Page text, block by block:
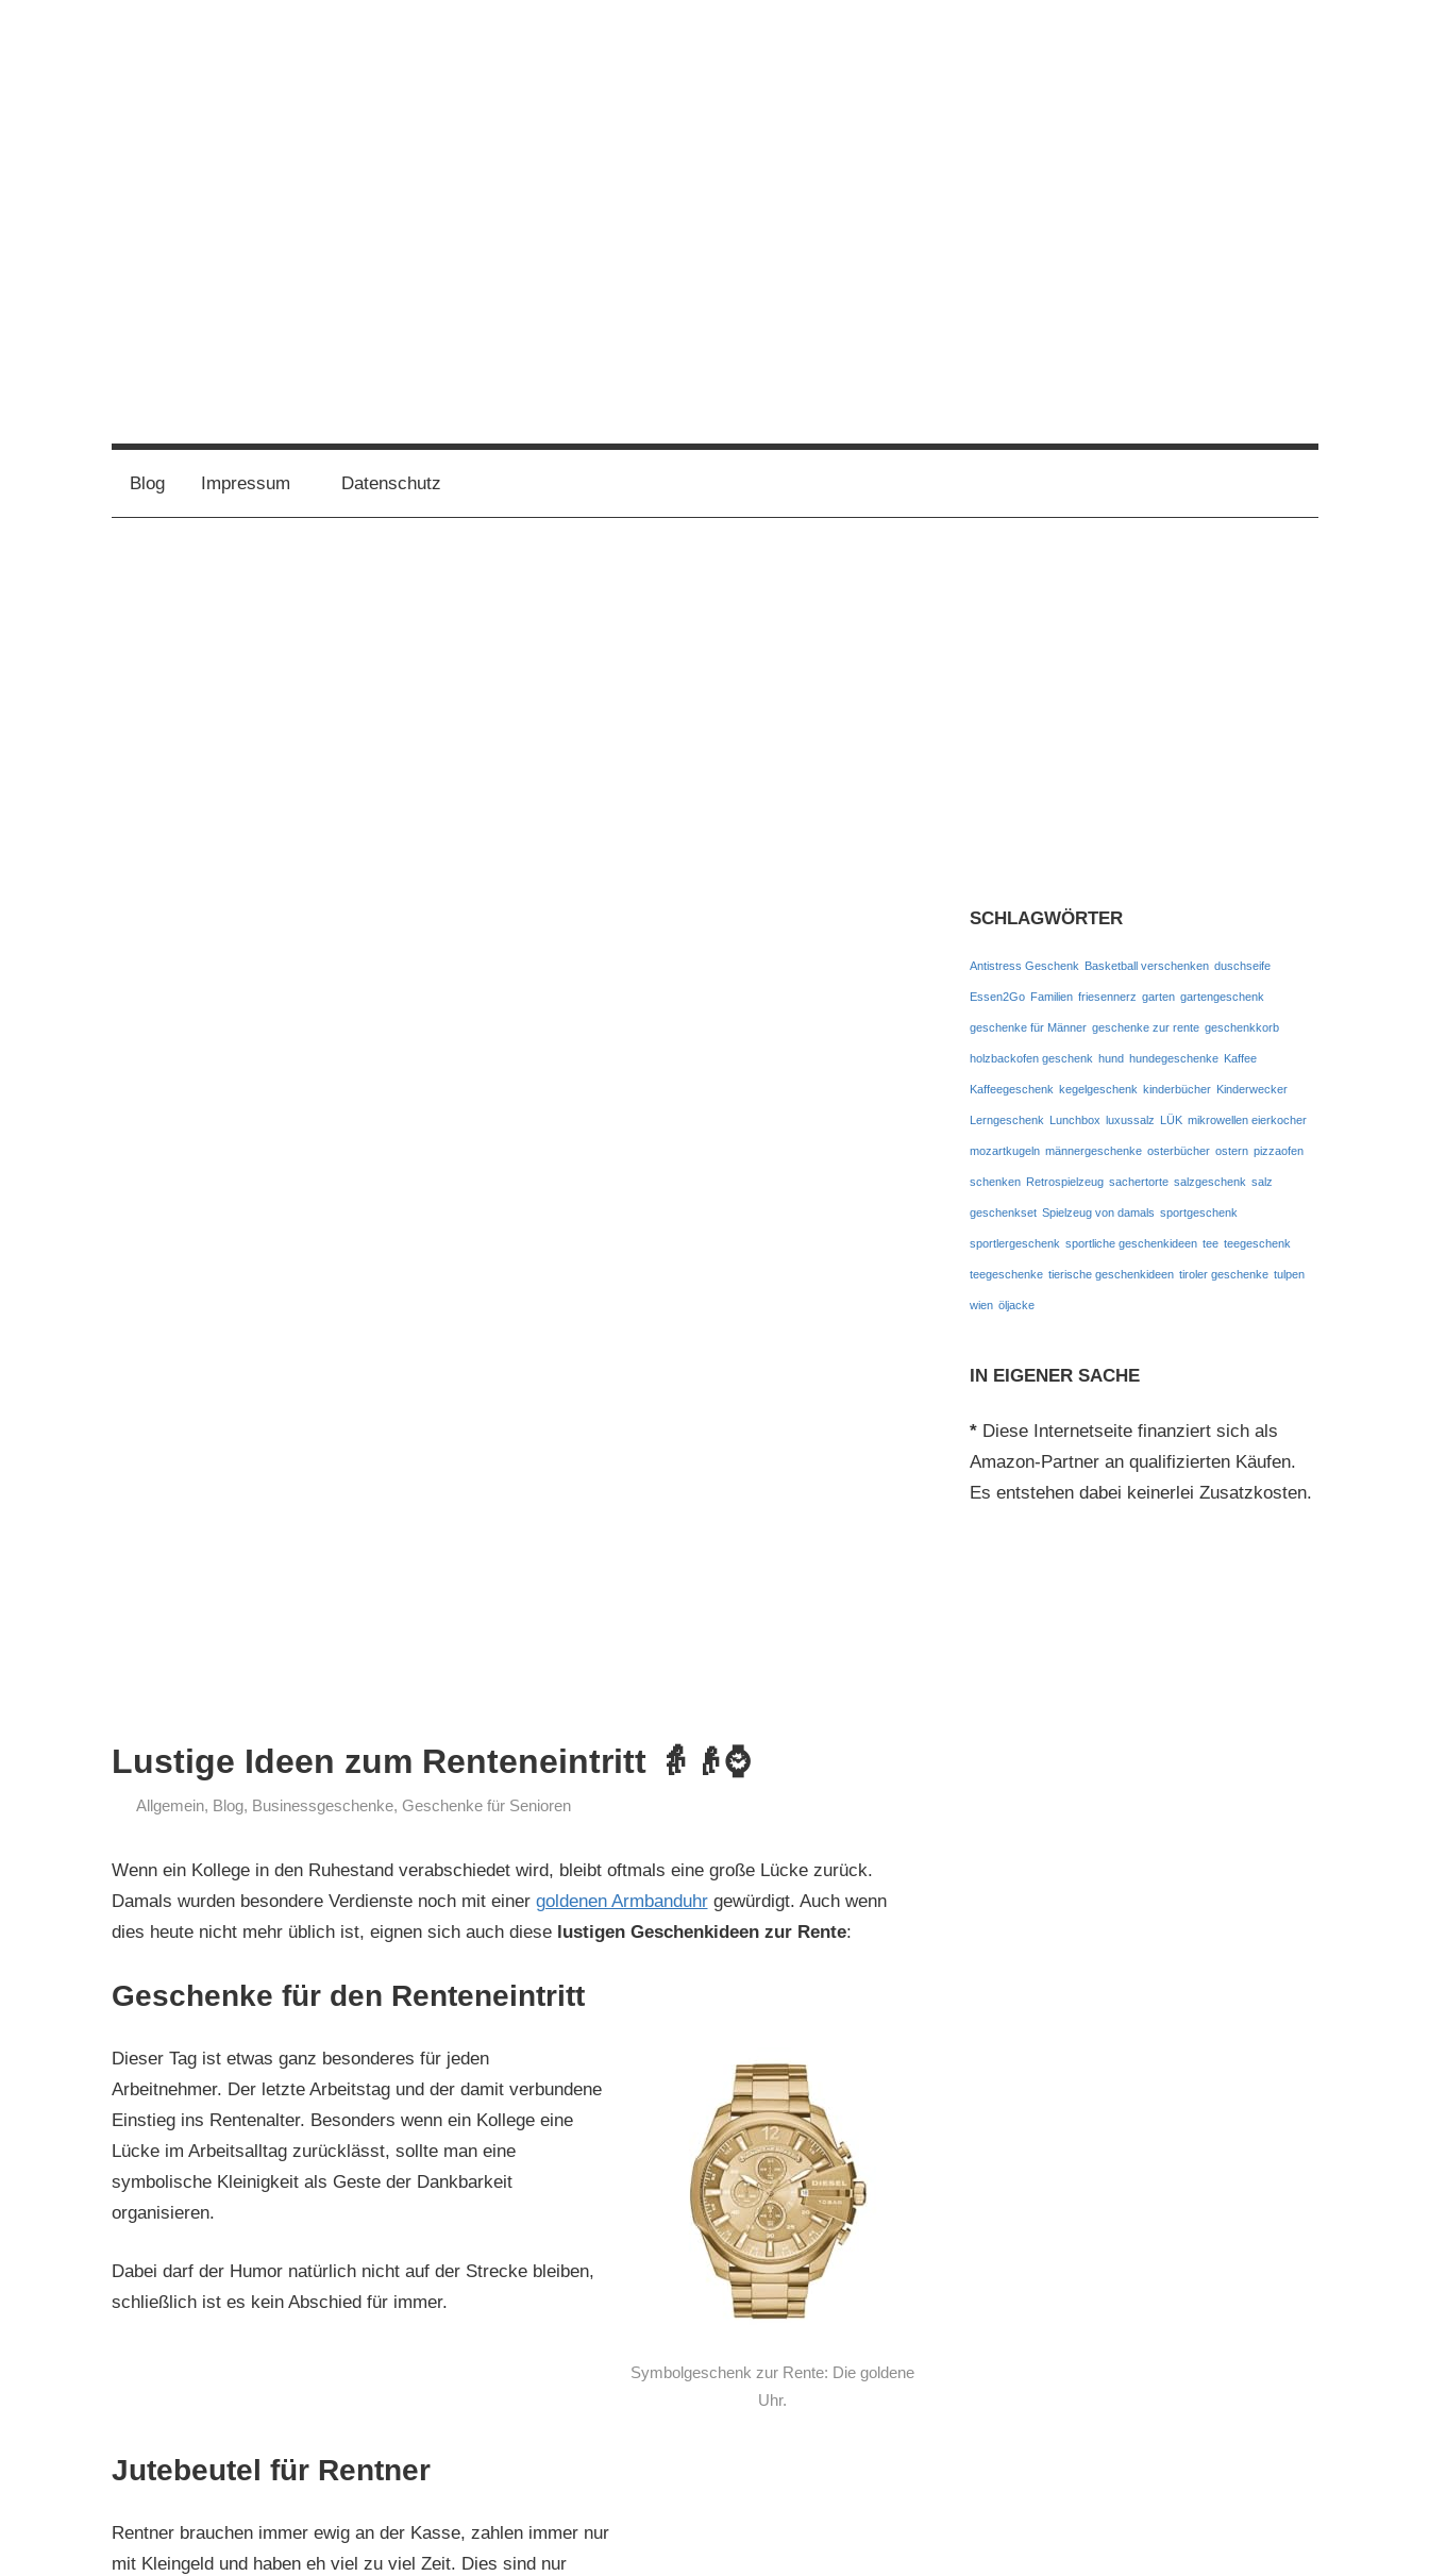
besser-
schenken.net
Geschenke
Blog Impressum Datenschutz
Lustige Ideen zum Renteneintritt 👵👴⌚
Februar
Allgemein, Blog, Businessgeschenke, Geschenke für Senioren
Wenn ein Kollege in den Ruhestand verabschiedet wird, bleibt oftmals eine große Lücke zurück.
Damals wurden besondere Verdienste noch mit einer goldenen Armbanduhrgewürdigt. Auch wenn
dies heute nicht mehr üblich ist, eignen sich auch diese lustigen Geschenkideen zur Rente:
Geschenke für den Renteneintritt
Symbolgeschenk zur Rente: Die goldene
Uhr.
Dieser Tag ist etwas ganz besonderes für jeden
Arbeitnehmer. Der letzte Arbeitstag und der damit verbundene
Einstieg ins Rentenalter. Besonders wenn ein Kollege eine
Lücke im Arbeitsalltag zurücklässt, sollte man eine
symbolische Kleinigkeit als Geste der Dankbarkeit
organisieren.
Dabei darf der Humor natürlich nicht auf der Strecke bleiben,
schließlich ist es kein Abschied für immer.
Jutebeutel für Rentner
Rentner brauchen immer ewig an der Kasse, zahlen immer nur
mit Kleingeld und haben eh viel zu viel Zeit. Dies sind nur
SCHLAGWÖRTER
Antistress Geschenk Basketball verschenken duschseife
Essen2Go Familien friesennerz garten gartengeschenk
geschenke für Männer geschenke zur rente geschenkkorb
holzbackofen geschenk hund hundegeschenke Kaffee
Kaffeegeschenk kegelgeschenk kinderbücher Kinderwecker
Lerngeschenk Lunchbox luxussalz LÜK mikrowellen eierkocher
mozartkugeln männergeschenke osterbücher ostern pizzaofen
schenken Retrospielzeug sachertorte salzgeschenk salz
geschenkset Spielzeug von damals sportgeschenk
sportlergeschenk sportliche geschenkideen tee teegeschenk
teegeschenke tierische geschenkideen tiroler geschenke tulpen
wien öljacke
IN EIGENER SACHE
*Diese Internetseite finanziert sich als
Amazon-Partner an qualifizierten Käufen.
Es entstehen dabei keinerlei Zusatzkosten.